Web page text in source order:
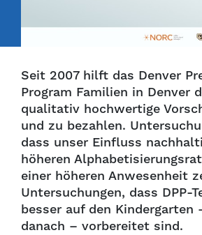
Seit 2007 hilft das Denver
Program Familien in Denver
qualitativ hochwertige
und zu bezahlen.
dass unser Einfluss
höheren
einer höheren Anwesenheit
Untersuchungen, dass DPP-
besser auf den Kindergarten
danach – vorbereitet sind.